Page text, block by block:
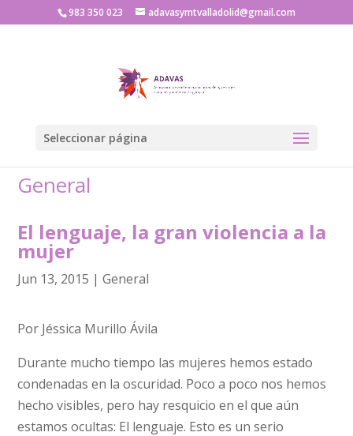
983 350 023 adavasymtvalladolid@gmail.com
Seleccionar página
General
El lenguaje, la gran violencia a la
mujer
Jun 13, 2015 |General
Por Jéssica Murillo Ávila
Durante mucho tiempo las mujeres hemos estado
condenadas en la oscuridad. Poco a poco nos hemos
hecho visibles, pero hay resquicio en el que aún
estamos ocultas: El lenguaje. Esto es un serio